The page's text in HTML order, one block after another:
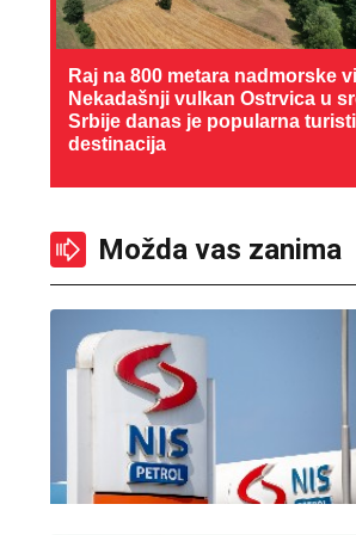
Raj na 800 metara nadmorske
Nekadašnji vulkan Ostrvica u
Srbije danas je popularna
destinacija
Možda vas zanima